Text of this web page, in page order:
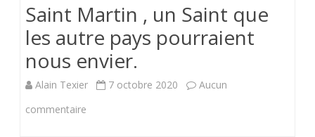
Saint Martin , un Saint que
les autre pays pourraient
nous envier.
Alain Texier 7 octobre 2020
Aucun
commentaire